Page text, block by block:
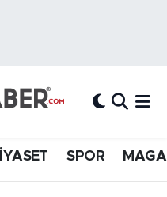
SPOR
ve Fikstür